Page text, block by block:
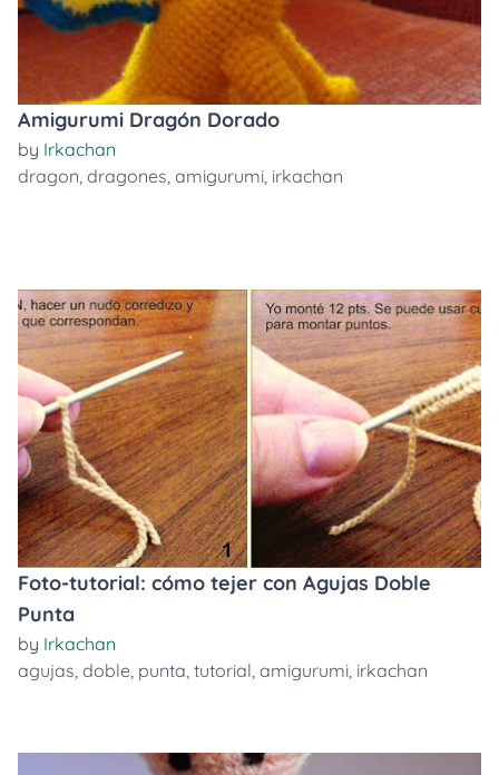
Amigurumi Dragón Dorado
by Irkachan
dragon, dragones, amigurumi, irkachan
Foto-tutorial: cómo tejer con Agujas Doble
Punta
by Irkachan
agujas, doble, punta, tutorial, amigurumi, irkachan